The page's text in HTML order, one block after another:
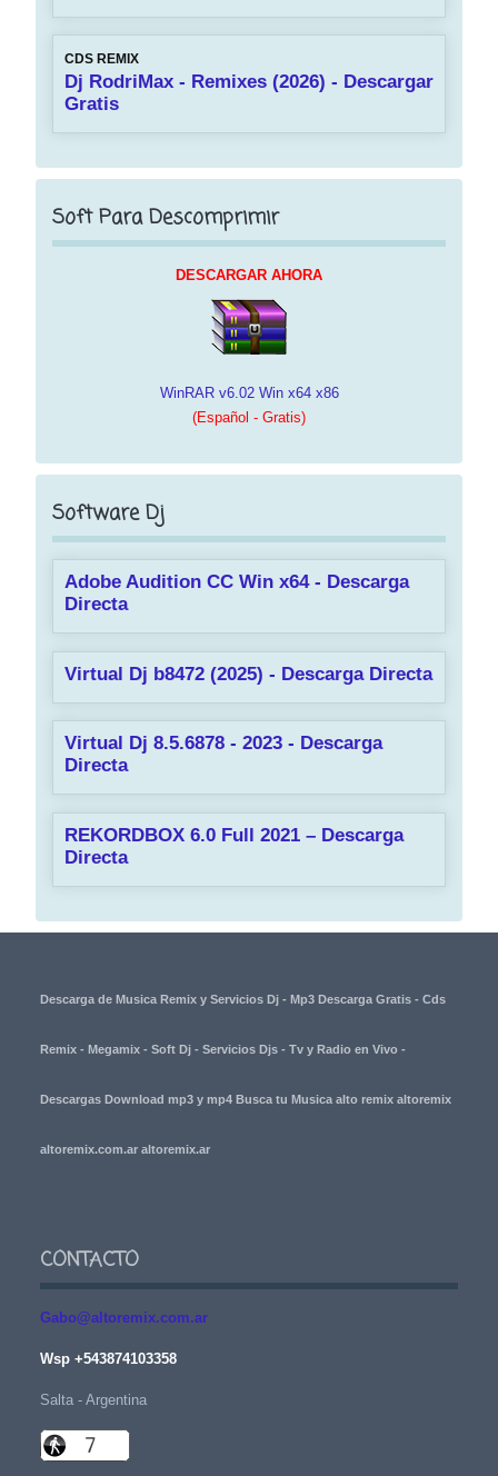
CDS REMIX
Dj RodriMax - Remixes (2026) - Descargar
Gratis
Soft Para Descomprimir
DESCARGAR AHORA
WinRAR v6.02 Win x64 x86
(Español - Gratis)
Software Dj
Adobe Audition CC Win x64 - Descarga
Directa
Virtual Dj b8472 (2025) - Descarga Directa
Virtual Dj 8.5.6878 - 2023 - Descarga
Directa
REKORDBOX 6.0 Full 2021 – Descarga
Directa
Descarga de Musica Remix y Servicios Dj - Mp3 Descarga Gratis - Cds
Remix - Megamix - Soft Dj - Servicios Djs - Tv y Radio en Vivo -
Descargas Download mp3 y mp4 Busca tu Musica alto remix altoremix
altoremix.com.ar altoremix.ar
CONTACTO
Gabo@altoremix.com.ar
Wsp +543874103358
Salta - Argentina